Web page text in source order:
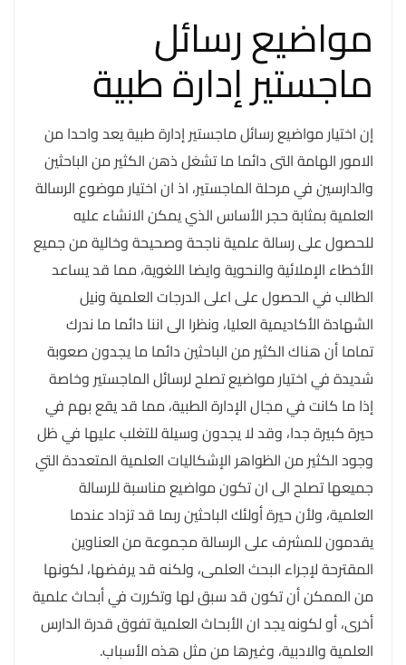
مواضيع رسائل
ماجستير إدارة طبية
إن اختيار مواضيع رسائل ماجستير إدارة طبية يعد واحدا من
الامور الهامة التى دائما ما تشغل ذهن الكثير من الباحثين
والدارسين في مرحلة الماجستير، اذ ان اختيار موضوع الرسالة
العلمية بمثابة حجر الأساس الذي يمكن الانشاء عليه
للحصول على رسالة علمية ناجحة وصحيحة وخالية من جميع
الأخطاء الإملائية والنحوية وايضا اللغوية، مما قد يساعد
الطالب في الحصول على اعلى الدرجات العلمية ونيل
الشهادة الأكاديمية العليا، ونظرا الى اننا دائما ما ندرك
تماما أن هناك الكثير من الباحثين دائما ما يجدون صعوبة
شديدة في اختيار مواضيع تصلح لرسائل الماجستير وخاصة
إذا ما كانت في مجال الإدارة الطبية، مما قد يقع بهم في
حيرة كبيرة جدا، وقد لا يجدون وسيلة للتغلب عليها في ظل
وجود الكثير من الظواهر الإشكاليات العلمية المتعددة التي
جميعها تصلح الى ان تكون مواضيع مناسبة للرسالة
العلمية، ولأن حيرة أولئك الباحثين ربما قد تزداد عندما
يقدمون للمشرف على الرسالة مجموعة من العناوين
المقترحة لإجراء البحث العلمى، ولكنه قد يرفضها، لكونها
من الممكن أن تكون قد سبق لها وتكررت في أبحاث علمية
أخرى، أو لكونه يجد ان الأبحاث العلمية تفوق قدرة الدارس
العلمية والادبية، وغيرها من مثل هذه الأسباب.